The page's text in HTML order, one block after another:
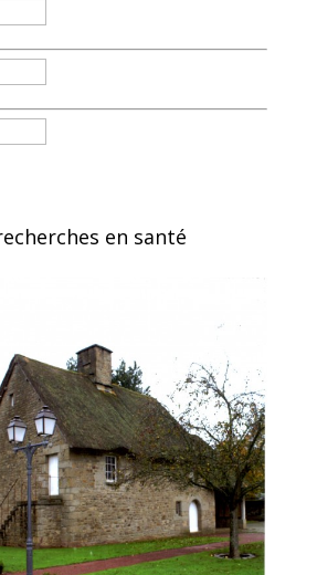
en santé